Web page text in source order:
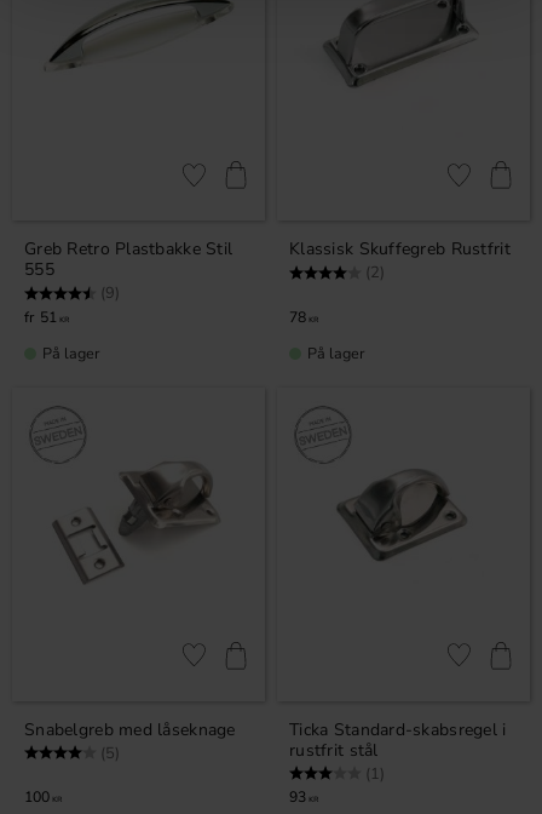
Greb Retro Plastbakke Stil
555
Vurdering: (9)
51 KR
Gem som favorit
På lager
Klassisk Skuffegreb Rustfrit
Vurdering: (2)
78 KR
Gem som
På lager
Snabelgreb med låseknage
Vurdering: (5)
100 KR
Gem som favorit
Ticka Standard-skabsregel i
rustfrit stål
Vurdering: (1)
93 KR
Gem som